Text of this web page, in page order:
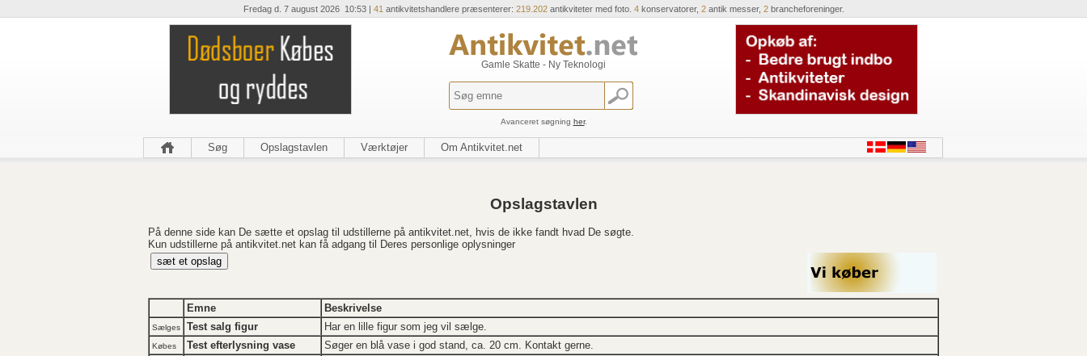
Fredag d. 7 august 2026 10:53 | 41 antikvitetshandlere præsenterer: 219.202antikviteter med foto. 4konservatorer, 2antik messer, 2brancheforeninger.
Gamle Skatte - Ny Teknologi
Avanceret søgning her.
Søg Opslagstavlen Værktøjer Om Antikvitet.net
Opslagstavlen
På denne side kan De sætte et opslag til udstillerne på antikvitet.net, hvis de ikke fandt hvad De søgte.
Kun udstillerne på antikvitet.net kan få adgang til Deres personlige oplysninger
Emne Beskrivelse
Sælges Test salg figur Har en lille figur som jeg vil sælge.
Købes Test efterlysning vase Søger en blå vase i god stand, ca. 20 cm. Kontakt gerne.